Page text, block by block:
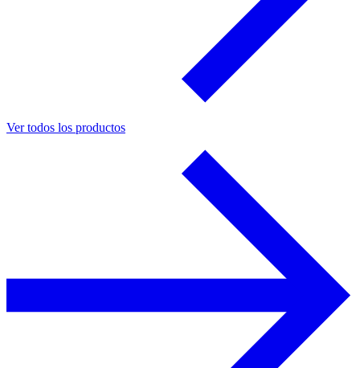
Ver todos los productos